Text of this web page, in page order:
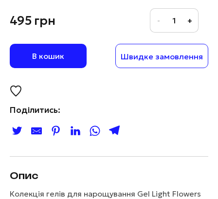
495 грн
В кошик Швидке замовлення
Поділитись:
Опис
Колекція гелів для нарощування Gel Light Flowers